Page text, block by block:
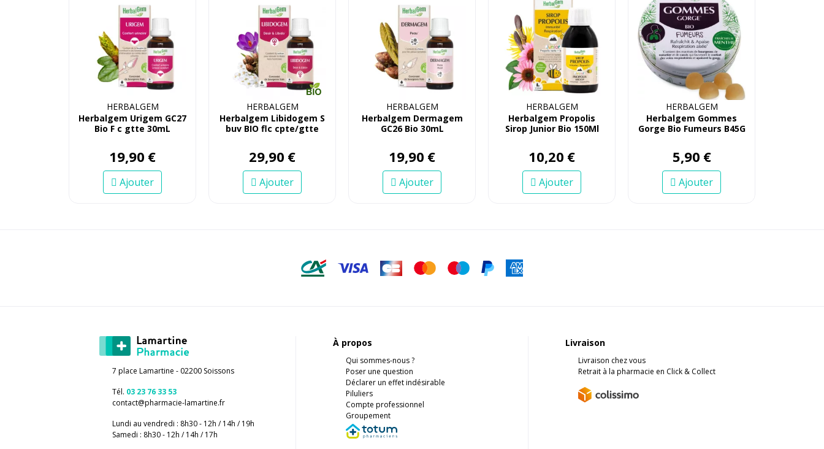
HERBALGEM
Herbalgem Urigem GC27
Bio F c gtte 30mL
19,90 €
Ajouter
HERBALGEM
Herbalgem Libidogem S
buv BIO flc cpte/gtte
29,90 €
Ajouter
HERBALGEM
Herbalgem Dermagem
GC26 Bio 30mL
19,90 €
Ajouter
HERBALGEM
Herbalgem Propolis
Sirop Junior Bio 150Ml
10,20 €
Ajouter
HERBALGEM
Herbalgem Gommes
Gorge Bio Fumeurs B45G
5,90 €
Ajouter
7 place Lamartine - 02200 Soissons
Tél. 03 23 76 33 53
contact@pharmacie-lamartine.fr
Lundi au vendredi : 8h30 - 12h / 14h / 19h
Samedi : 8h30 - 12h / 14h / 17h
À propos
Qui sommes-nous ?
Poser une question
Déclarer un effet indésirable
Piluliers
Compte professionnel
Groupement
Livraison
Livraison chez vous
Retrait à la pharmacie en Click & Collect